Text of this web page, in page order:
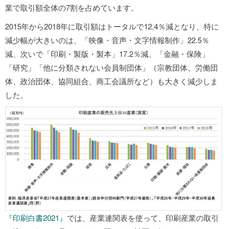
業で取引額全体の7割を占めています。
2015年から2018年に取引額はトータルで12.4％減となり、特に
減少幅が大きいのは、「映像・音声・文字情報制作」22.5％
減、次いで「印刷・製版・製本」17.2％減、「金融・保険」
「研究」「他に分類されない会員制団体」（宗教団体、労働団
体、政治団体、協同組合、商工会議所など）も大きく減少しま
した。
『印刷白書2021』 では、産業連関表を使って、印刷産業の取引